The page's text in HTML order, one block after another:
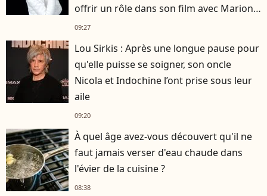
offrir un rôle dans son film avec Marion
Cotillard
09:27
Lou Sirkis : Après une longue pause pour
qu'elle puisse se soigner, son oncle
Nicola et Indochine l’ont prise sous leur
aile
09:20
À quel âge avez-vous découvert qu'il ne
faut jamais verser d'eau chaude dans
l'évier de la cuisine ?
08:38